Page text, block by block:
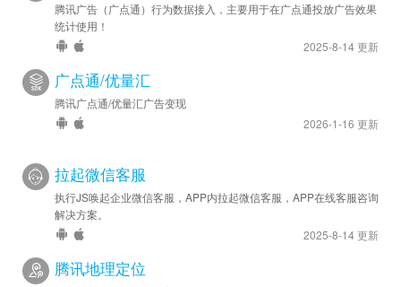
腾讯广告（广点通）行为数据接入，主要用于在广点通投放广告效果
统计使用！
2025-8-14 更新
广点通/优量汇
腾讯广点通/优量汇广告变现
2026-1-16 更新
拉起微信客服
执行JS唤起企业微信客服，APP内拉起微信客服，APP在线客服咨询
解决方案。
2025-8-14 更新
腾讯地理定位